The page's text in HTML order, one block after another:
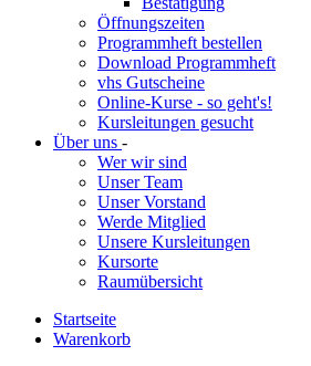
Öffnungszeiten
Programmheft bestellen
Download Programmheft
vhs Gutscheine
Online-Kurse - so geht's!
Kursleitungen gesucht
Über uns -
Wer wir sind
Unser Team
Unser Vorstand
Werde Mitglied
Unsere Kursleitungen
Kursorte
Raumübersicht
Startseite
Warenkorb